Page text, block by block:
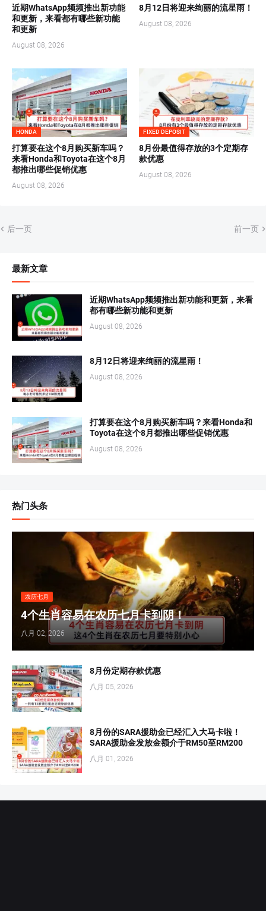
近期WhatsApp频频推出新功能
和更新，来看都有哪些新功能
和更新
August 08, 2026
8月12日将迎来绚丽的流星雨！
August 08, 2026
HONDA
打算要在这个8月购买新车吗？
来看Honda和Toyota在这个8月
都推出哪些促销优惠
August 08, 2026
FIXED DEPOSIT
8月份最值得存放的3个定期存
款优惠
August 08, 2026
后一页 前一页
最新文章
近期WhatsApp频频推出新功能和更新，来看
都有哪些新功能和更新
August 08, 2026
8月12日将迎来绚丽的流星雨！
August 08, 2026
打算要在这个8月购买新车吗？来看Honda和
Toyota在这个8月都推出哪些促销优惠
August 08, 2026
热门头条
农历七月
4个生肖容易在农历七月卡到阴！
八月 02, 2026
8月份定期存款优惠
八月 05, 2026
8月份的SARA援助金已经汇入大马卡啦！
SARA援助金发放金额介于RM50至RM200
八月 01, 2026